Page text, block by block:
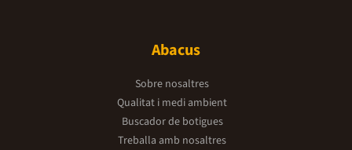
Abacus
Sobre nosaltres
Qualitat i medi ambient
Buscador de botigues
Treballa amb nosaltres